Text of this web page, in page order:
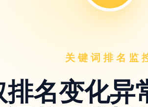
关键词排名监
排名变化异